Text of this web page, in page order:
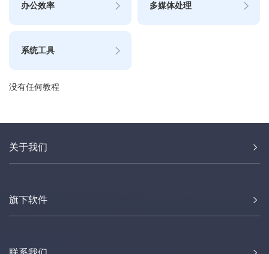
办公效率 多媒体处理
系统工具
没有任何教程
关于我们
旗下软件